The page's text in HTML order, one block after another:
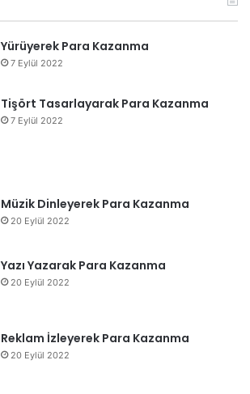
Yürüyerek Para Kazanma
7 Eylül 2022
Tişört Tasarlayarak Para Kazanma
7 Eylül 2022
Müzik Dinleyerek Para Kazanma
20 Eylül 2022
Yazı Yazarak Para Kazanma
20 Eylül 2022
Reklam İzleyerek Para Kazanma
20 Eylül 2022